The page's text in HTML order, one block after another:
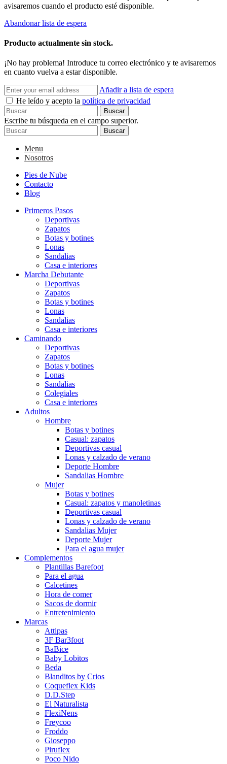
avisaremos cuando el producto esté disponible.
Abandonar lista de espera
Producto actualmente sin stock.
¡No hay problema! Introduce tu correo electrónico y te avisaremos
en cuanto vuelva a estar disponible.
Añadir a lista de espera
He leído y acepto la política de privacidad
Buscar
Escribe tu búsqueda en el campo superior.
Buscar
Menu
Nosotros
Pies de Nube
Contacto
Blog
Primeros Pasos
Deportivas
Zapatos
Botas y botines
Lonas
Sandalias
Casa e interiores
Marcha Debutante
Deportivas
Zapatos
Botas y botines
Lonas
Sandalias
Casa e interiores
Caminando
Deportivas
Zapatos
Botas y botines
Lonas
Sandalias
Colegiales
Casa e interiores
Adultos
Hombre
Botas y botines
Casual: zapatos
Deportivas casual
Lonas y calzado de verano
Deporte Hombre
Sandalias Hombre
Mujer
Botas y botines
Casual: zapatos y manoletinas
Deportivas casual
Lonas y calzado de verano
Sandalias Mujer
Deporte Mujer
Para el agua mujer
Complementos
Plantillas Barefoot
Para el agua
Calcetines
Hora de comer
Sacos de dormir
Entretenimiento
Marcas
Attipas
3F Bar3foot
BaBice
Baby Lobitos
Beda
Blanditos by Crios
Coqueflex Kids
D.D.Step
El Naturalista
FlexiNens
Freycoo
Froddo
Gioseppo
Piruflex
Poco Nido